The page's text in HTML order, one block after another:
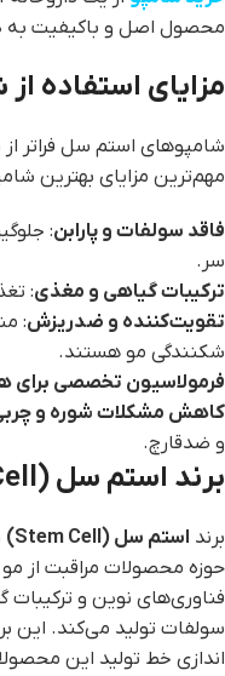
محصول اصل و باکیفیت به
مزایای استفاده
شامپوهای استم سل فراتر
مهم‌ترین مزایای بهترین
فاقد سولفات و پارابن:
سر.
ترکیبات گیاهی و مغذی:
تقویت‌کننده و ضدریزش:
شکنندگی مو هستند.
فرمولاسیون تخصصی برای
کاهش مشکلات شوره و
و ضدقارچ.
برند استم سل (Stem Cell)
برند استم سل (Stem Cell)
حوزه محصولات مراقبت از
فناوری‌های نوین و
سولفات تولید می‌کند. این
اندازی خط تولید این